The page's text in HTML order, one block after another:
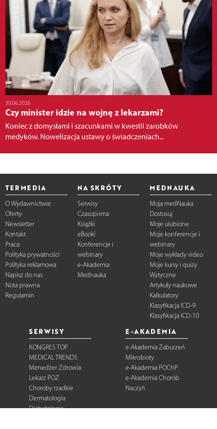
30.06.2026
Czy minister idzie na wojnę z lekarzami?
Koniec z domysłami i szacunkami w kwestii zarobków
medyków. Nowelizacja ustawy o świadczeniach...
TERMEDIA
O Wydawnictwie
Oferty
Newsletter
Kontakt
Praca
Polityka prywatności
Polityka reklamowa
Napisz do nas
Nota prawna
Regulamin
NA SKRÓTY
Serwisy
Czasopisma
Książki
eBooki
Konferencje i
webinary
e-Akademia
Mednauka
MEDNAUKA
Moja medNauka
Dostosuj
Moje ulubione
Moje konferencje i
webinary
Moje wykłady video
Moje kursy i quizy
Wytyczne
Artykuły naukowe
Kalkulatory
Klasyfikacja ICD-9
Klasyfikacja ICD-10
SERWISY
KONGRES TOP
MEDICAL TRENDS
Menedżer Zdrowia
Lekarz POZ
Choroby rzadkie
Dermatologia
Diabetologia
E-AKADEMIA
e-Akademia Zaburzeń
Mikrobioty
e-Akademia POChP
e-Akademia Chorób
Naczyń